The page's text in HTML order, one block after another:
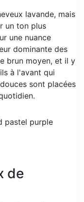
lavande, mais
un ton plus
une nuance
dominante des
brun moyen, et il y
à l'avant qui
sont placées
de